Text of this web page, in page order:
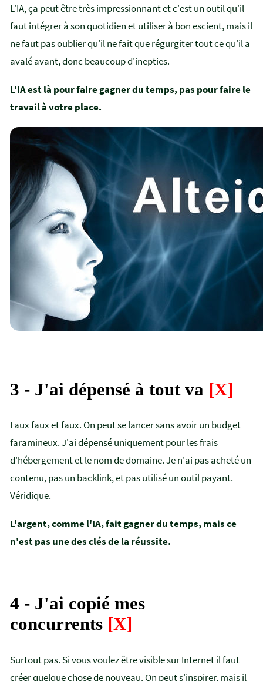
L'IA, ça peut être très impressionnant et c'est un outil qu'il
faut intégrer à son quotidien et utiliser à bon escient, mais il
ne faut pas oublier qu'il ne fait que régurgiter tout ce qu'il a
avalé avant, donc beaucoup d'inepties.
L'IA est là pour faire gagner du temps, pas pour faire le
travail à votre place.
3 - J'ai dépensé à tout va [X]
Faux faux et faux. On peut se lancer sans avoir un budget
faramineux. J'ai dépensé uniquement pour les frais
d'hébergement et le nom de domaine. Je n'ai pas acheté un
contenu, pas un backlink, et pas utilisé un outil payant.
Véridique.
L'argent, comme l'IA, fait gagner du temps, mais ce
n'est pas une des clés de la réussite.
4 - J'ai copié mes
concurrents [X]
Surtout pas. Si vous voulez être visible sur Internet il faut
créer quelque chose de nouveau. On peut s'inspirer, mais il